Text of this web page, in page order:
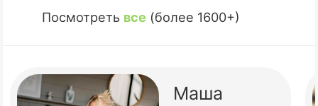
Посмотреть все (более 1600+)
Маша